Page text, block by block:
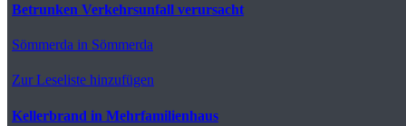
Betrunken Verkehrsunfall verursacht
Sömmerda in Sömmerda
Zur Leseliste hinzufügen
Kellerbrand in Mehrfamilienhaus